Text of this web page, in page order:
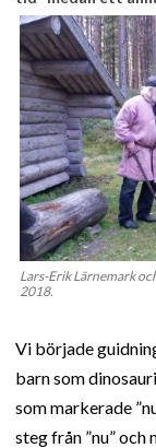
Lars-Erik Lärnemark
2018.
Vi började
barn som
som markerade
steg från ”nu”